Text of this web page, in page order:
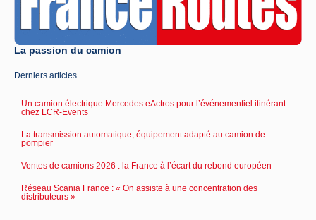
La passion du camion
Derniers articles
Un camion électrique Mercedes eActros pour l’événementiel itinérant
chez LCR-Events
La transmission automatique, équipement adapté au camion de
pompier
Ventes de camions 2026 : la France à l’écart du rebond européen
Réseau Scania France : « On assiste à une concentration des
distributeurs »